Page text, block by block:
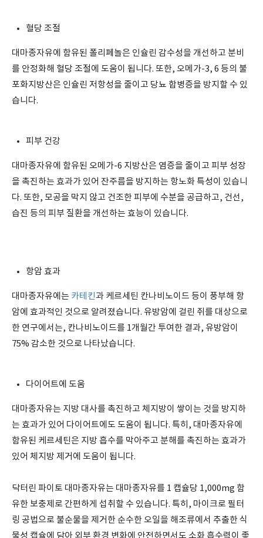
혈당 조절
대마종자유에 함유된 폴리페놀은 인슐린 감수성을 개선하고 분비
를 안정화해 혈당 조절에 도움이 됩니다. 또한, 오메가-3, 6 등의 불
포화지방산은 인슐린 저항성을 줄이고 당뇨 합병증을 방지할 수 있
습니다.
피부 건강
대마종자유에 함유된 오메가-6 지방산은 염증을 줄이고 피부 성장
을 촉진하는 효과가 있어 잔주름을 방지하는 항노화 특성이 있습니
다. 또한, 모공을 막지 않고 건조한 피부에 수분을 공급하고, 건선,
습진 등의 피부 질환을 개선하는 효능이 있습니다.
항암 효과
대마종자유에는 카테킨과 케르세틴 칸나비노이드 등이 풍부해 항
암에 효과적인 것으로 알려졌습니다. 유방암에 걸린 쥐를 대상으로
한 연구에서는, 칸나비노이드를 1개월간 투여한 결과, 유방암이
75% 감소한 것으로 나타났습니다.
다이어트에 도움
대마종자유는 지방 대사를 촉진하고 체지방이 쌓이는 것을 방지하
는 효과가 있어 다이어트에도 도움이 됩니다. 특히, 대마종자유에
함유된 케르세틴은 지방 흡수를 막아주고 분해를 촉진하는 효과가
있어 체지방 제거에 도움이 됩니다.
닥터린 파이토 대마종자유는 대마종자유를 1 캡슐당 1,000mg 함
유한 보충제로 간편하게 섭취할 수 있습니다. 특히, 마이크로 필터
링 공법으로 불순물을 제거한 순수한 오일을 해조류에서 추출한 식
물성 캡슐에 담아 외부 환경 변화에 안전하면서도 소화 흡수력이 좋